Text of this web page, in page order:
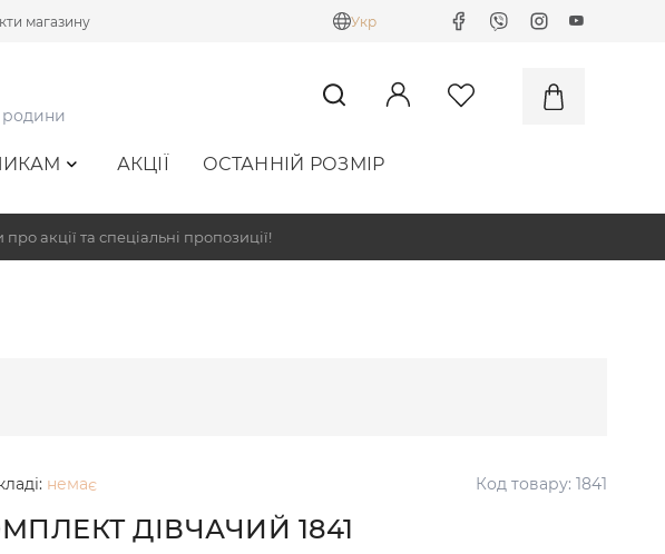
магазину Укр
родини
АКЦІЇ ОСТАННІЙ РОЗМІР
акції та спеціальні пропозиції!
немає Код товару: 1841
ДІВЧАЧИЙ 1841